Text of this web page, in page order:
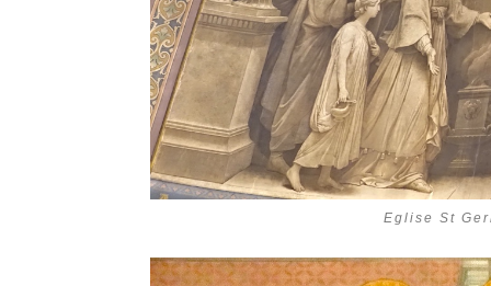
Eglise St